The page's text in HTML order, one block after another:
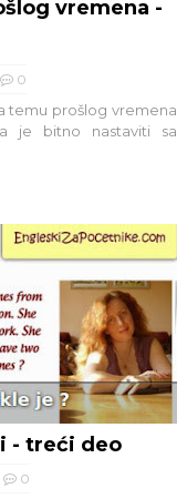
vremena -
0
temu prošlog vremena
je bitno nastaviti sa
- treći deo
0